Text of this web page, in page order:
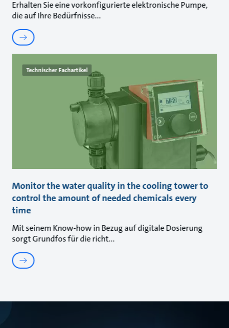
Erhalten Sie eine vorkonfigurierte elektronische Pumpe,
die auf Ihre Bedürfnisse
Technischer Fachartikel
Monitor the water quality in the cooling tower to
control the amount of needed chemicals every
time
Mit seinem Know-how in Bezug auf digitale Dosierung
sorgt Grundfos für die richt